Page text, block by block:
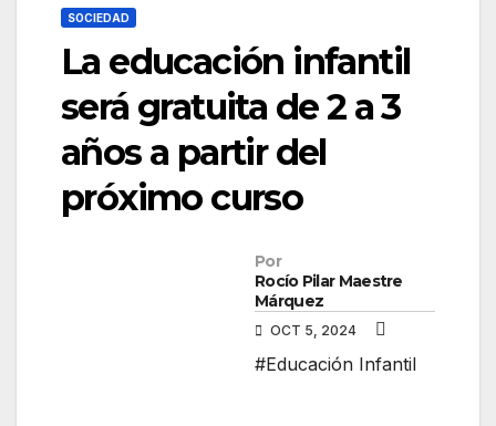
SOCIEDAD
La educación infantil
será gratuita de 2 a 3
años a partir del
próximo curso
Por
Rocío Pilar Maestre
Márquez
OCT 5, 2024
#Educación Infantil